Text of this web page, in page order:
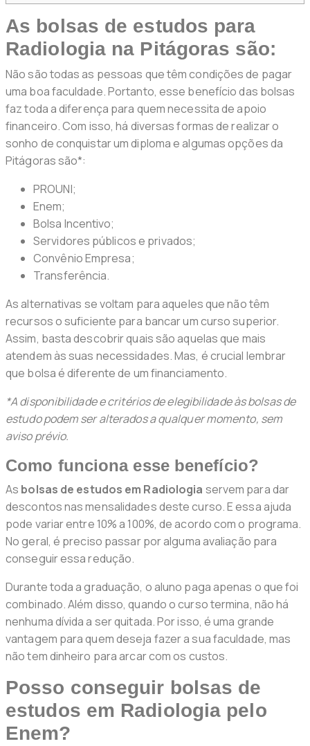
As bolsas de estudos para
Radiologia na Pitágoras são:
Não são todas as pessoas que têm condições de pagar
uma boa faculdade. Portanto, esse benefício das bolsas
faz toda a diferença para quem necessita de apoio
financeiro. Com isso, há diversas formas de realizar o
sonho de conquistar um diploma e algumas opções da
Pitágoras são*:
PROUNI;
Enem;
Bolsa Incentivo;
Servidores públicos e privados;
Convênio Empresa;
Transferência.
As alternativas se voltam para aqueles que não têm
recursos o suficiente para bancar um curso superior.
Assim, basta descobrir quais são aquelas que mais
atendem às suas necessidades. Mas, é crucial lembrar
que bolsa é diferente de um financiamento.
*A disponibilidade e critérios de elegibilidade às bolsas de
estudo podem ser alterados a qualquer momento, sem
aviso prévio.
Como funciona esse benefício?
As bolsas de estudos em Radiologia servem para dar
descontos nas mensalidades deste curso. E essa ajuda
pode variar entre 10% a 100%, de acordo com o programa.
No geral, é preciso passar por alguma avaliação para
conseguir essa redução.
Durante toda a graduação, o aluno paga apenas o que foi
combinado. Além disso, quando o curso termina, não há
nenhuma dívida a ser quitada. Por isso, é uma grande
vantagem para quem deseja fazer a sua faculdade, mas
não tem dinheiro para arcar com os custos.
Posso conseguir bolsas de
estudos em Radiologia pelo
Enem?